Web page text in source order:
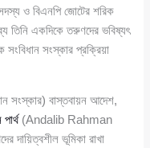
ও বিএনপি জোটের শরিক
তিনি একদিকে তরুণদের ভবিষ্যৎ
সংস্কার প্রক্রিয়া
সংস্কার) বাস্তবায়ন আদেশ,
(Andalib Rahman
দায়িত্বশীল ভূমিকা রাখা